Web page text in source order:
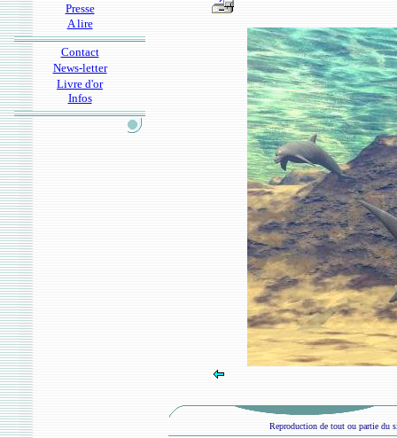
Presse
A lire
Contact
News-letter
Livre d'or
Infos
Reproduction de tout ou partie du